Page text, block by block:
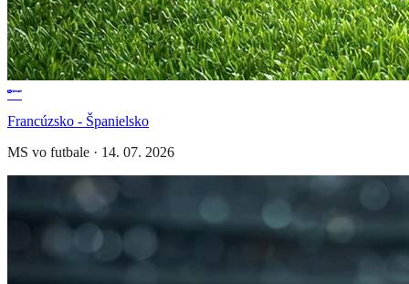
Francúzsko - Španielsko
MS vo futbale · 14. 07. 2026